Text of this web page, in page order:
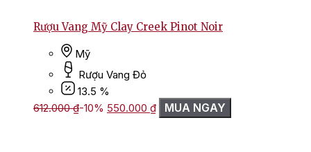
Rượu Vang Mỹ Clay Creek Pinot Noir
Mỹ
Rượu Vang Đỏ
13.5 %
612.000₫-10% Giá
gốc
550.000 ₫Giá
hiện
MUA NGAY